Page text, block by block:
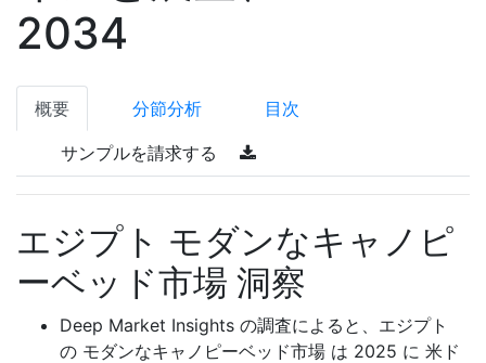
2034
概要 分節分析 目次
サンプルを請求する
エジプト モダンなキャノピ
ーベッド市場 洞察
Deep Market Insights の調査によると、エジプト
の モダンなキャノピーベッド市場 は 2025 に 米ド